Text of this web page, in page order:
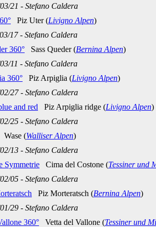
21 - Stefano Caldera
Piz Uter (Livigno Alpen)
17- Stefano Caldera
360° Sass Queder (Bernina Alpen)
11 - Stefano Caldera
360° Piz Arpiglia (Livigno Alpen)
27- Stefano Caldera
and red Piz Arpiglia ridge (Livigno Alpen)
25 - Stefano Caldera
Wase (Walliser Alpen)
13 - Stefano Caldera
Symmetrie Cima del Costone (Tessiner und
05 - Stefano Caldera
Piz Morteratsch (Bernina Alpen)
29 - Stefano Caldera
360° Vetta del Vallone (Tessiner und